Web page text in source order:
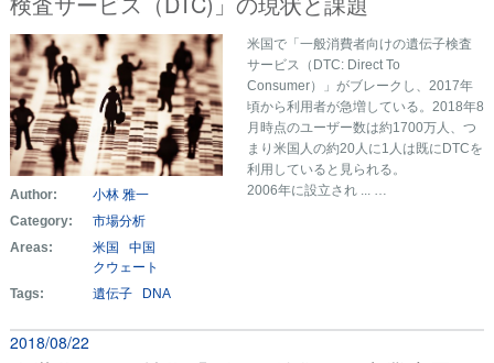
米国で「一般消費者向けの遺伝子検査
サービス（DTC: Direct To
Consumer）」がブレークし、2017年
頃から利用者が急増している。2018年8
月時点のユーザー数は約1700万人、つ
まり米国人の約20人に1人は既にDTCを
利用していると見られる。
2006年に設立され ... …
Author:
小林 雅一
Category:
市場分析
Areas:
米国
中国
クウェート
Tags:
遺伝子 DNA
2018/08/22